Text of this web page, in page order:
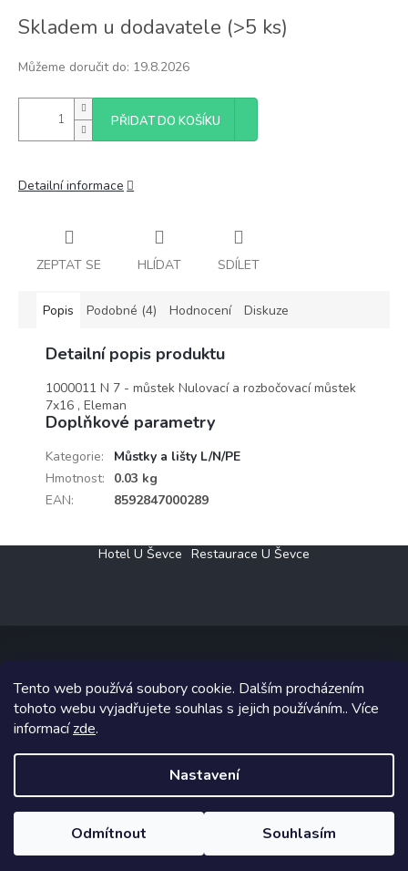
Tento web používá soubory cookie. Dalším procházením
tohoto webu vyjadřujete souhlas s jejich používáním.. Více
informacízde.
Nastavení
Odmítnout Souhlasím
cena:
Skladem u dodavatele (>5 ks)
Můžeme doručit do: 19.8.2026
PŘIDAT DO KOŠÍKU
Detailní informace
ZEPTAT SE HLÍDAT SDÍLET
Popis Podobné (4) Hodnocení Diskuze
Detailní popis produktu
1000011 N 7 - můstek Nulovací a rozbočovací můstek
7x16 , Eleman
Doplňkové parametry
Kategorie:
Můstky a lišty L/N/PE
Hmotnost:
0.03 kg
EAN: 8592847000289
Hotel U Ševce Restaurace U Ševce
Copyright 2026Elektro Klesný s.r.o.. Všechna práva vyhrazena.
Grafický návrh vytvořil a na Shoptet implementoval
Shoptetak.cz.
Vytvořil Shoptet